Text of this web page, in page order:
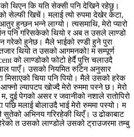
थिएन कि यति सेक्सी पनि देखिने रहेछु।
सेल्फी खिचें। मलाई त्यो रुपमा देखेर केटा,
हुन्छन भन्ने लाग्यो। त्यसमाथि, मेरो प्यारो
पनि गरिसकेको थियो र अब त उसले लाण्डो
गरेको हुनेछ। मैले भाईको रण्डी हुने पुरा
थियो त उसको आगमनको! म सम्पूर्ण
को लाण्डोको फोटो हेर्दै पुत्ति चलाउदै
पाएँ। उसको नियमित रुटिन अनुसार
मिसाएको चिया पनि पियो। मैले उसको हरेक
ल्यापटप खोज्दै मेरो रुममा पस्ने छ। मेरो
पेगको असर र जवानीको नशाले रातोपिरो
मलाई बोलाउदै भाई मेरो रुममा पस्यो। म
सुतेको अभिनय गरिरहेकी थिएँ। उ ढोकाबाट
त उसको लाण्डोले उसको ट्राउजरमा तम्बु